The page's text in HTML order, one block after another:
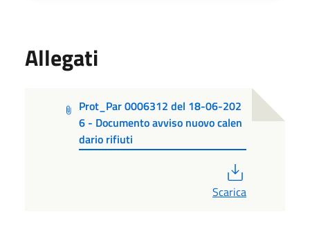
Allegati
Prot_Par 0006312 del 18-06-202
6 - Documento avviso nuovo calen
dario rifiuti
Scarica